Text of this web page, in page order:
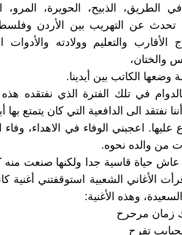
في الطريق، الذبيح، الحويرة،
تحدث عن التهريب بين الأردن
الأقارب والتعليم وولادته
والختان،
الكاتب بين أيدينا.
بالدوام في تلك الفترة الذي نفتقده
نفتقد الى الدافعية التي كان يتمتع بها
عليها. اعجبني الوفاء في الاهداء،
من والده نحوه.
عاش حياة قاسية جدا ولكنها صنعت منه
الأغاني الشعبية استوقفتني أغنية
وهذه الأغنية:
زمان مرحرح
تفرح